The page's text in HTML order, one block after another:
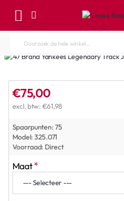
Doorzoek
de
winkel...
Spaarpunten:75
Model: 325.071
Voorraad: Direct
€75,00
excl. btw: €61,98
Maat